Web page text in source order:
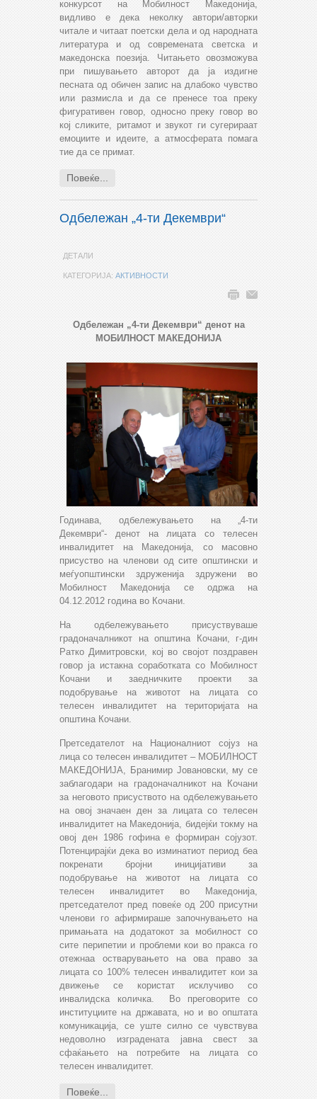
конкурсот на Мобилност Македонија,
видливо е дека неколку автори/авторки
читале и читаат поетски дела и од народната
литература и од современата светска и
македонска поезија. Читањето овозможува
при пишувањето авторот да ја издигне
песната од обичен запис на длабоко чувство
или размисла и да се пренесе тоа преку
фигуративен говор, односно преку говор во
кој сликите, ритамот и звукот ги сугерираат
емоциите и идеите, а атмосферата помага
тие да се примат.
Повеќе...
Одбележан „4-ти Декември“
ДЕТАЛИ
КАТЕГОРИЈА: АКТИВНОСТИ
Одбележан „4-ти Декември“ денот на
МОБИЛНОСТ МАКЕДОНИЈА
Годинава, одбележувањето на „4-ти
Декември“- денот на лицата со телесен
инвалидитет на Македонија, со масовно
присуство на членови од сите општински и
меѓуопштински здруженија здружени во
Мобилност Македонија се одржа на
04.12.2012 година во Кочани.
На одбележувањето присуствуваше
градоначалникот на општина Кочани, г-дин
Ратко Димитровски, кој во својот поздравен
говор ја истакна соработката со Мобилност
Кочани и заедничките проекти за
подобрување на животот на лицата со
телесен инвалидитет на територијата на
општина Кочани.
Претседателот на Националниот сојуз на
лица со телесен инвалидитет – МОБИЛНОСТ
МАКЕДОНИЈА, Бранимир Јовановски, му се
заблагодари на градоначалникот на Кочани
за неговото присуството на одбележувањето
на овој значаен ден за лицата со телесен
инвалидитет на Македонија, бидејќи токму на
овој ден 1986 гофина е формиран сојузот.
Потенцирајќи дека во изминатиот период беа
покренати бројни иницијативи за
подобрување на животот на лицата со
телесен инвалидитет во Македонија,
претседателот пред повеќе од 200 присутни
членови го афирмираше започнувањето на
примањата на додатокот за мобилност со
сите перипетии и проблеми кои во пракса го
отежнаа остварувањето на ова право за
лицата со 100% телесен инвалидитет кои за
движење се користат исклучиво со
инвалидска количка. Во преговорите со
институциите на државата, но и во општата
комуникација, се уште силно се чувствува
недоволно изградената јавна свест за
сфаќањето на потребите на лицата со
телесен инвалидитет.
Повеќе...